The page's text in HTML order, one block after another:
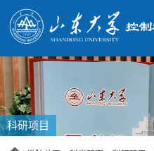
科研项目